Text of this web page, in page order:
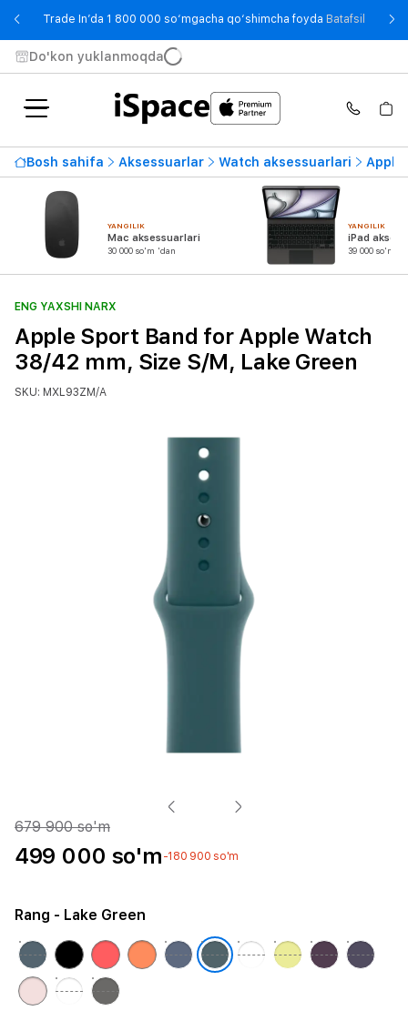
Trade In’da 1 800 000 so‘mgacha qo‘shimcha foyda Batafsil -
Do'kon yuklanmoqda
Bosh sahifa Aksessuarlar Watch aksessuarlari Apple
YANGILIK
Mac aksessuarlari
30 000 so'm 'dan
YANGILIK
iPad
39 000 so'm
ENG YAXSHI NARX
Apple Sport Band for Apple Watch
38/42 mm, Size S/M, Lake Green
SKU: MXL93ZM/A
679 900 so'm
499 000 so'm -180 900 so'm
Rang - Lake Green